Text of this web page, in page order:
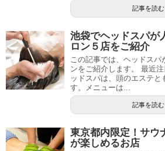
記事を読む
池袋でヘッドスパが
ロン５店をご紹介
この記事では、ヘッドスパ
ンをご紹介します。 最近
ッドスパは、頭のエステと
す。メニューは...
記事を読む
東京都内限定！サウ
が楽しめるお店